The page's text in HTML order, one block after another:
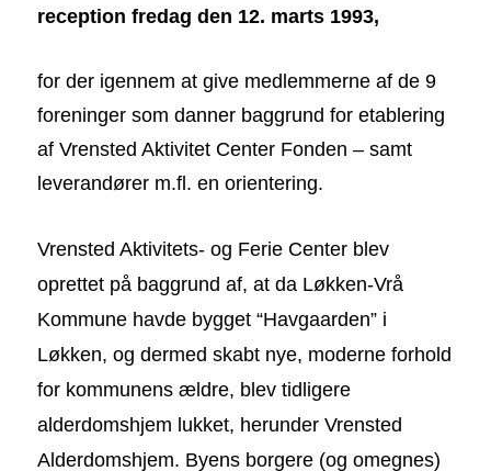
reception fredag den 12. marts 1993,
for der igennem at give medlemmerne af de 9
foreninger som danner baggrund for etablering
af Vrensted Aktivitet Center Fonden – samt
leverandører m.fl. en orientering.
Vrensted Aktivitets- og Ferie Center blev
oprettet på baggrund af, at da Løkken-Vrå
Kommune havde bygget “Havgaarden” i
Løkken, og dermed skabt nye, moderne forhold
for kommunens ældre, blev tidligere
alderdomshjem lukket, herunder Vrensted
Alderdomshjem. Byens borgere (og omegnes)